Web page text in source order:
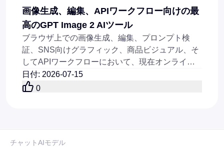
画像生成、編集、APIワークフロー向けの最
高のGPT Image 2 AIツール
ブラウザ上での画像生成、編集、プロンプト検
証、SNS向けグラフィック、商品ビジュアル、そ
してAPIワークフローにおいて、現在オンライン
で利用できる最適なGPT Image 2系AIツールを比
較してください。
日付: 2026-07-15
0
チャットAIモデル